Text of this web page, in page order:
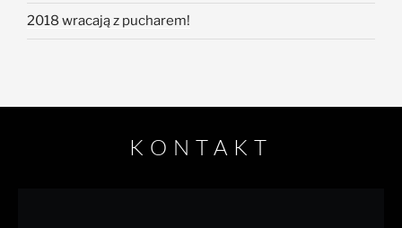
2018 wracają z pucharem!
KONTAKT